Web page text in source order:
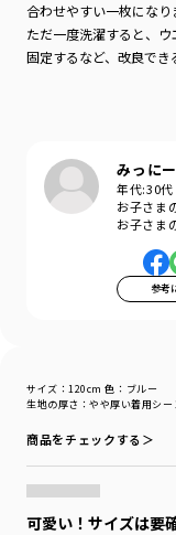
合わせやすい一枚になり
ただ一度洗濯すると、ウ
固定するなど、改良でき
みっにー
年代:30代
お子さま
お子さま
参考
生地の厚さ ：やや厚い着用シー
サイズ：120cm 色：ブルー
商品をチェックする＞
可愛い！サイズは要